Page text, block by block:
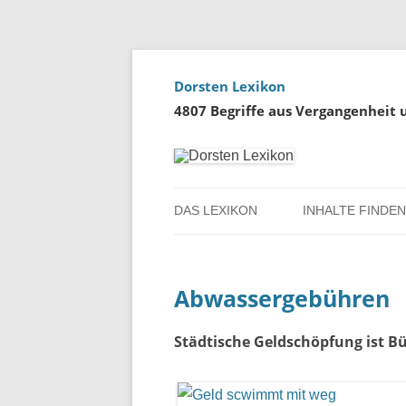
Dorsten Lexikon
4807 Begriffe aus Vergangenheit
DAS LEXIKON
ÜBER DAS PROJEKT
INHALTE FINDEN
RUND UM DIE
Abwassergebühren
Städtische Geldschöpfung ist